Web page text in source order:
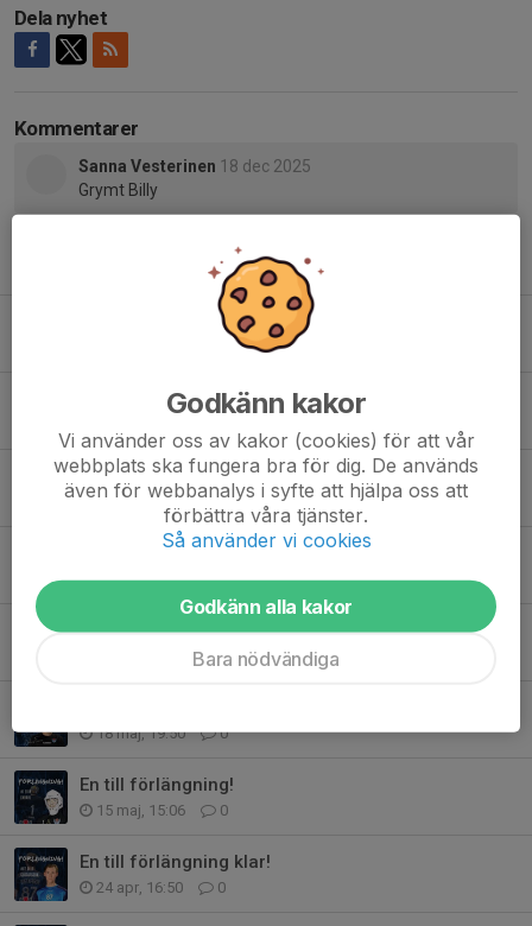
Dela nyhet
Kommentarer
Sanna Vesterinen 18 dec 2025
Grymt Billy
Herrlagets lagkaptener 26/27!
NYFÖRVÄRV!
FÖRLÄNGNING !
2 jun, 09:53 0
En till förlängning!
25 maj, 08:29 0
NYFÖRVÄRV!
0
18 maj, 19:50 0
En till förlängning!
15 maj, 15:06 0
En till förlängning klar!
24 apr, 16:50 0
Godkänn kakor
Vi använder oss av kakor (cookies) för att vår
webbplats ska fungera bra för dig. De används
även för webbanalys i syfte att hjälpa oss att
förbättra våra tjänster.
Så använder vi cookies
Godkänn alla kakor
Bara nödvändiga